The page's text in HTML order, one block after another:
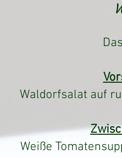
Waldorfsalat auf
Weiße